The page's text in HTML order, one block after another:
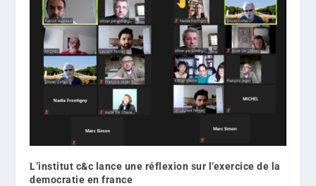
L’institut c&c lance une réflexion sur l’exercice de la
democratie en france